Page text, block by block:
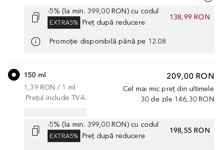
-5% (la min. 399,00 RON) cu codul
EXTRA5% Preț după reducere
138,99 RON
Promoție disponibilă până pe 12.08
209,00 RON
Cel mai mic preț din ultimele
30 de zile 146,30 RON
150 ml
1,39 RON / 1 ml
Prețul include TVA
-5% (la min. 399,00 RON) cu codul
EXTRA5% Preț după reducere
198,55 RON